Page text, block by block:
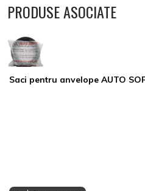
PRODUSE ASOCIATE
Saci pentru anvelope AUTO